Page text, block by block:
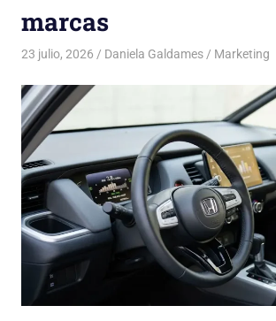
marcas
23 julio, 2026 Daniela Galdames Marketing